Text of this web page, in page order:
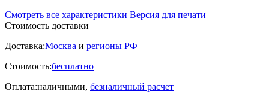
Смотреть все характеристики Версия для печати
Стоимость доставки
Доставка:Москва и регионы РФ
Стоимость:бесплатно
Оплата:наличными, безналичный расчет